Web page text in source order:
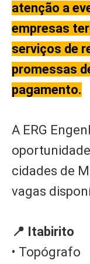
atenção a
empresas
serviços de
promessas
pagamento.
A ERG
cidades de
vagas
📍 Itabirito
• Topógrafo